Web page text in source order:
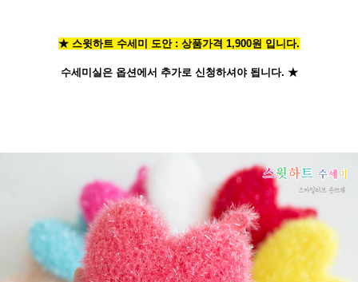
★ 스윗하트 수세미 도안 : 상품가격 1,900원 입니다.
수세미실은 옵션에서 추가로 신청하셔야 됩니다. ★